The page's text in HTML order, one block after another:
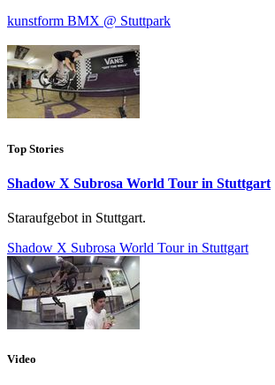
kunstform BMX @ Stuttpark
Top Stories
Shadow X Subrosa World Tour in Stuttgart
Staraufgebot in Stuttgart.
Shadow X Subrosa World Tour in Stuttgart
Video